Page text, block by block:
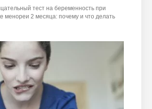
тест на беременность при
менореи 2 месяца: почему и что делать